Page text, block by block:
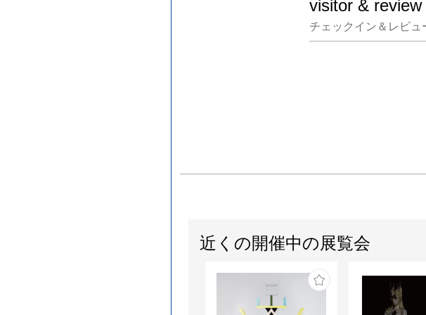
visitor & review
チェックイン＆レビュ
近くの開催中の展覧会